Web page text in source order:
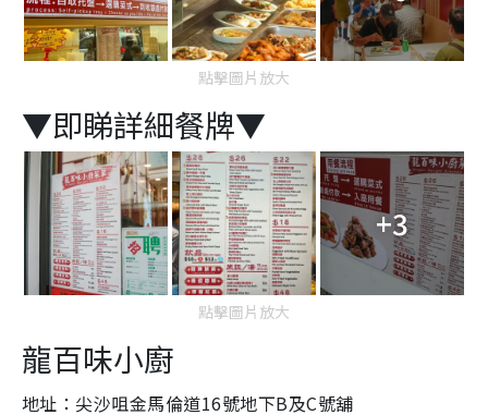
點擊圖片放大
▼即睇詳細餐牌▼
+3
點擊圖片放大
龍百味小廚
地址：尖沙咀金馬倫道16號地下B及C號舖